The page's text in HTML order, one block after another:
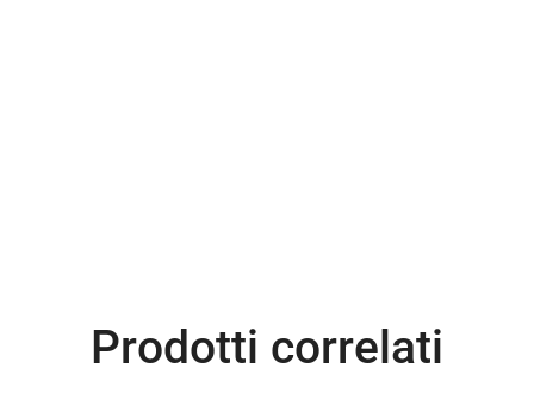
Prodotti correlati